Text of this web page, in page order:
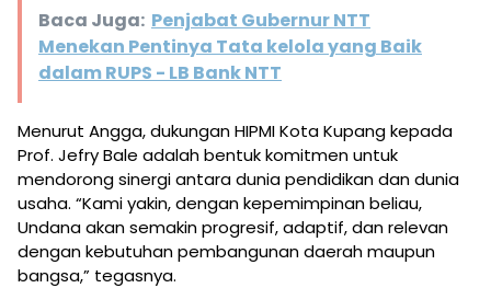
Baca Juga: Penjabat Gubernur NTT
Menekan Pentinya Tata kelola yang Baik
dalam RUPS - LB Bank NTT
Menurut Angga, dukungan HIPMI Kota Kupang kepada
Prof. Jefry Bale adalah bentuk komitmen untuk
mendorong sinergi antara dunia pendidikan dan dunia
usaha. “Kami yakin, dengan kepemimpinan beliau,
Undana akan semakin progresif, adaptif, dan relevan
dengan kebutuhan pembangunan daerah maupun
bangsa,” tegasnya.